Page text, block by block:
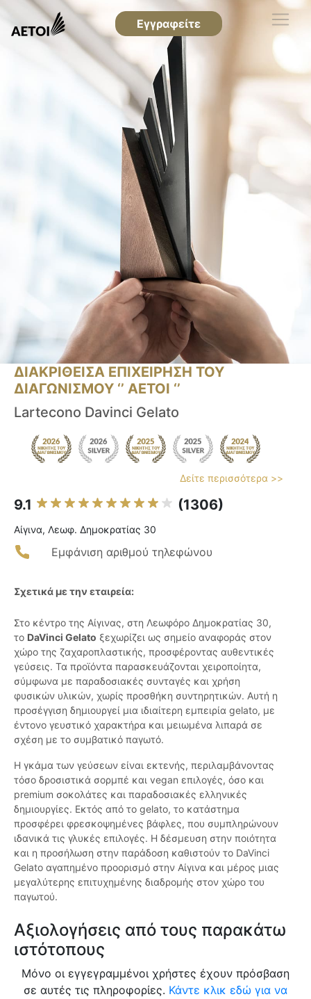
Εγγραφείτε
ΔΙΑΚΡΙΘΕΙΣΑ ΕΠΙΧΕΙΡΗΣΗ ΤΟΥ
ΔΙΑΓΩΝΙΣΜΟΥ ‘’ ΑΕΤΟΙ ‘’
Lartecono Davinci Gelato
Δείτε περισσότερα >>
9.1 (1306)
Αίγινα, Λεωφ. Δημοκρατίας 30
Εμφάνιση αριθμού τηλεφώνου
Σχετικά με την εταιρεία:
Στο κέντρο της Αίγινας, στη Λεωφόρο Δημοκρατίας 30,
το DaVinci Gelato ξεχωρίζει ως σημείο αναφοράς στον
χώρο της ζαχαροπλαστικής, προσφέροντας αυθεντικές
γεύσεις. Τα προϊόντα παρασκευάζονται χειροποίητα,
σύμφωνα με παραδοσιακές συνταγές και χρήση
φυσικών υλικών, χωρίς προσθήκη συντηρητικών. Αυτή η
προσέγγιση δημιουργεί μια ιδιαίτερη εμπειρία gelato, με
έντονο γευστικό χαρακτήρα και μειωμένα λιπαρά σε
σχέση με το συμβατικό παγωτό.
Η γκάμα των γεύσεων είναι εκτενής, περιλαμβάνοντας
τόσο δροσιστικά σορμπέ και vegan επιλογές, όσο και
premium σοκολάτες και παραδοσιακές ελληνικές
δημιουργίες. Εκτός από το gelato, το κατάστημα
προσφέρει φρεσκοψημένες βάφλες, που συμπληρώνουν
ιδανικά τις γλυκές επιλογές. Η δέσμευση στην ποιότητα
και η προσήλωση στην παράδοση καθιστούν το DaVinci
Gelato αγαπημένο προορισμό στην Αίγινα και μέρος μιας
μεγαλύτερης επιτυχημένης διαδρομής στον χώρο του
παγωτού.
Αξιολογήσεις από τους παρακάτω
ιστότοπους
Μόνο οι εγγεγραμμένοι χρήστες έχουν πρόσβαση
σε αυτές τις πληροφορίες. Κάντε κλικ εδώ για να